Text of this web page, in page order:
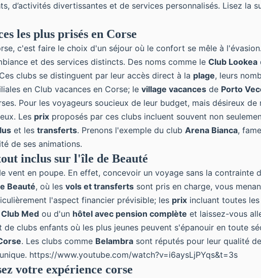
d’activités divertissantes et de services personnalisés. Lisez
les plus prisés en Corse
c'est faire le choix d'un séjour où le confort se mêle à
et des services distincts. Des noms comme le Club Lookea
clubs se distinguent par leur accès direct à la plage, leurs
en Club vacances en Corse; le village vacances de Porto
Pour les voyageurs soucieux de leur budget, mais désireux
Les prix proposés par ces clubs incluent souvent non
et les transferts. Prenons l'exemple du club Arena Bianca,
de ses animations.
inclus sur l'île de Beauté
vent en poupe. En effet, concevoir un voyage sans la
Beauté, où les vols et transferts sont pris en charge, vous
l'aspect financier prévisible; les prix incluant toutes
Club Med ou d'un hôtel avec pension complète et laissez-vous
clubs enfants où les plus jeunes peuvent s'épanouir en toute
. Les clubs comme Belambra sont réputés pour leur qualité
https://www.youtube.com/watch?v=i6aysLjPYqs&t=3s
votre expérience corse